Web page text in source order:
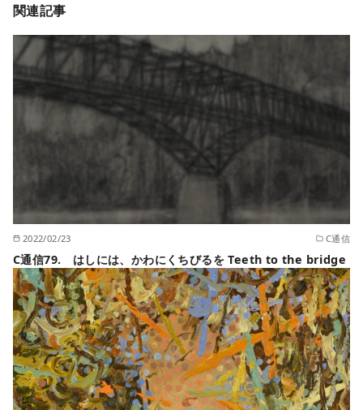
関連記事
2022/02/23 C通信
C通信79. はしには、かわにくちびるを Teeth to the bridge